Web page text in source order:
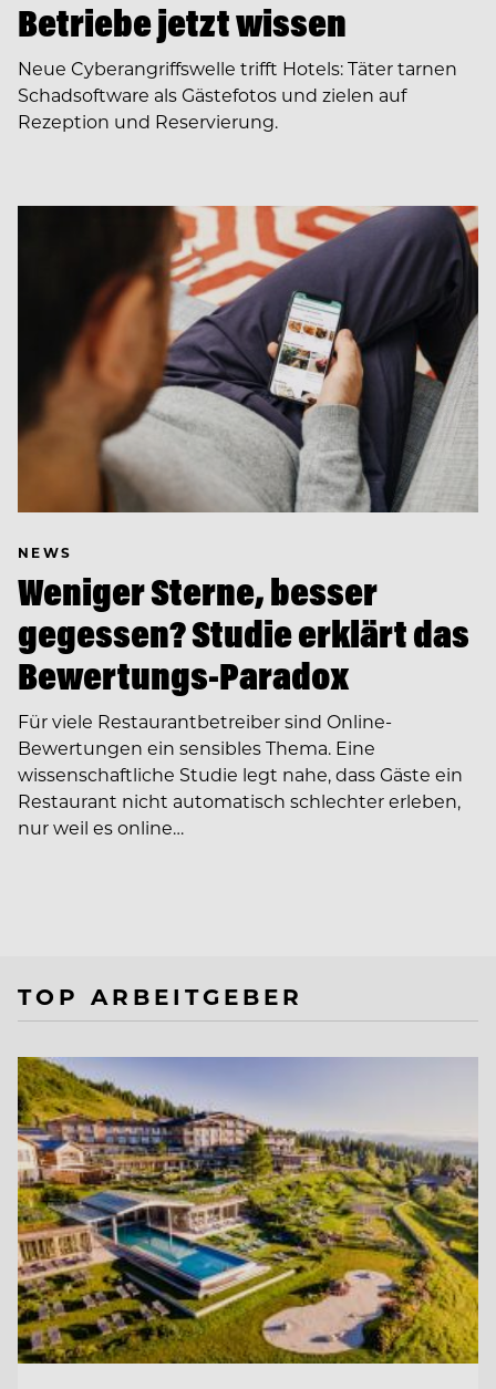
Betriebe jetzt wissen
Neue Cyberangriffswelle trifft Hotels: Täter tarnen
Schadsoftware als Gästefotos und zielen auf
Rezeption und Reservierung.
NEWS
Weniger Sterne, besser
gegessen? Studie erklärt das
Bewertungs-Paradox
Für viele Restaurantbetreiber sind Online-
Bewertungen ein sensibles Thema. Eine
wissenschaftliche Studie legt nahe, dass Gäste ein
Restaurant nicht automatisch schlechter erleben,
nur weil es online…
TOP ARBEITGEBER